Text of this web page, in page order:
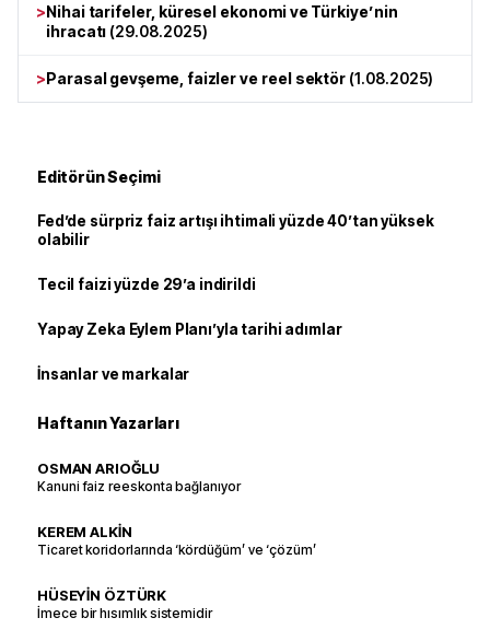
>Nihai tarifeler, küresel ekonomi ve Türkiye’nin
ihracatı (29.08.2025)
>Parasal gevşeme, faizler ve reel sektör (1.08.2025)
Editörün Seçimi
Fed’de sürpriz faiz artışı ihtimali yüzde 40’tan yüksek
olabilir
Tecil faizi yüzde 29’a indirildi
Yapay Zeka Eylem Planı’yla tarihi adımlar
İnsanlar ve markalar
Haftanın Yazarları
OSMAN ARIOĞLU
Kanuni faiz reeskonta bağlanıyor
KEREM ALKİN
Ticaret koridorlarında ‘kördüğüm’ ve ‘çözüm’
HÜSEYİN ÖZTÜRK
İmece bir hısımlık sistemidir